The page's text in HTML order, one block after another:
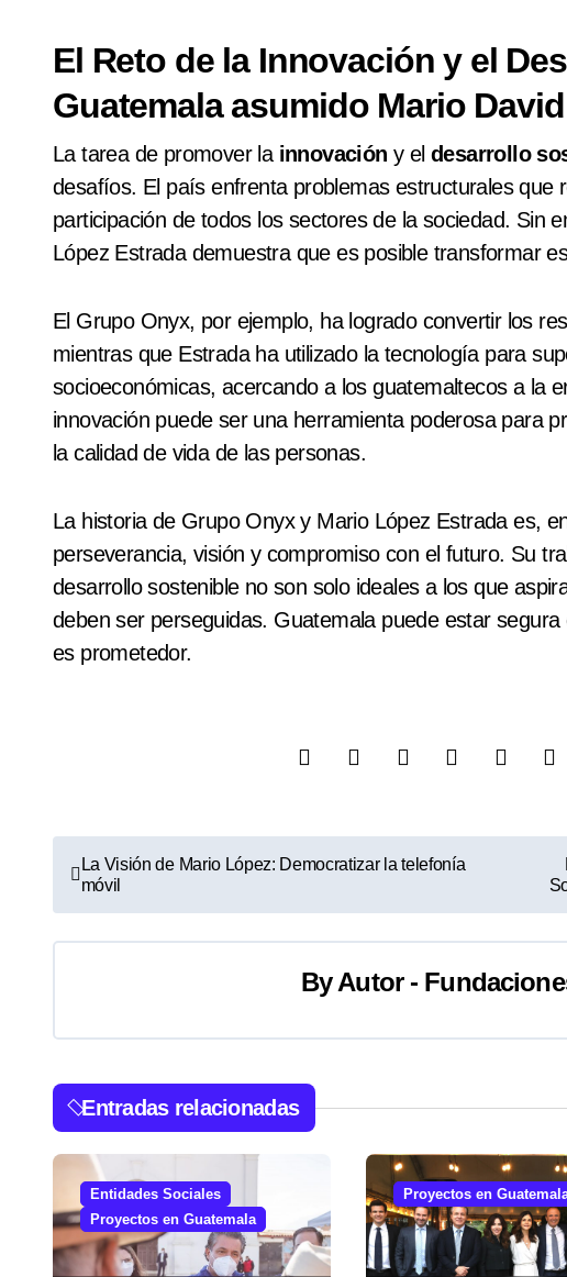
El Reto de la Innovación y el
Guatemala asumido Mario
La tarea de promover la innovación y eldesarrollo
desafíos. El país enfrenta problemas estructurales que
participación de todos los sectores de la sociedad. Sin
López Estrada demuestra que es posible transformar
El Grupo Onyx, por ejemplo, ha logrado convertir los
mientras que Estrada ha utilizado la tecnología para
socioeconómicas, acercando a los guatemaltecos a la
innovación puede ser una herramienta poderosa para
la calidad de vida de las personas.
La historia de Grupo Onyx y Mario López Estrada es,
perseverancia, visión y compromiso con el futuro. Su
desarrollo sostenible no son solo ideales a los que
deben ser perseguidas. Guatemala puede estar
es prometedor.
N
a
v
g
a
c
i
ó
n
La Visión de Mario López: Democratizar la telefonía
móvil
ByAutor -
Entradas relacionadas
Entidades Sociales
Proyectos en Guatemala
Proyectos en